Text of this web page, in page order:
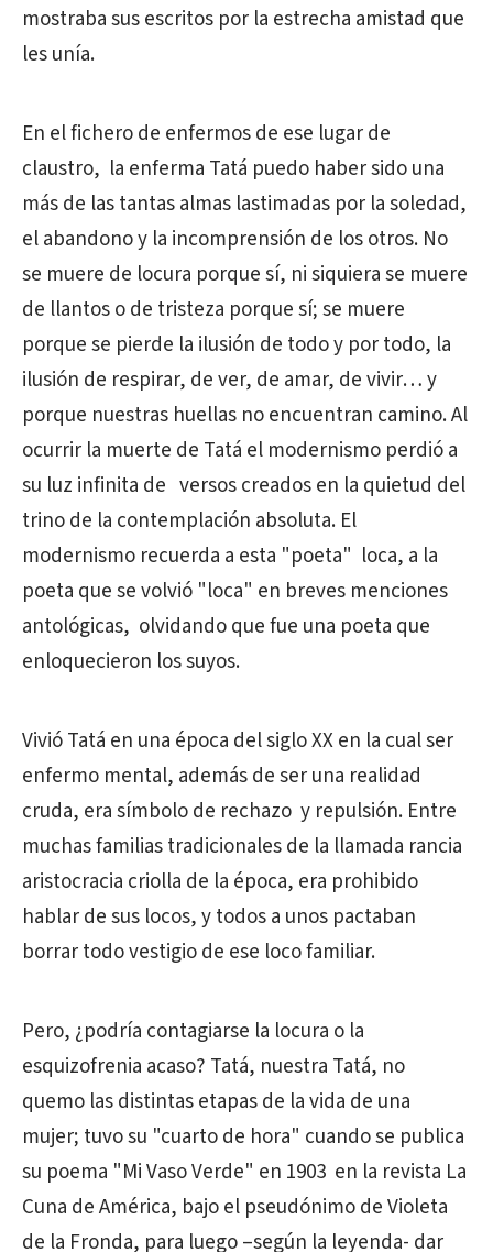
mostraba sus escritos por la estrecha amistad que
les unía.
En el fichero de enfermos de ese lugar de
claustro, la enferma Tatá puedo haber sido una
más de las tantas almas lastimadas por la soledad,
el abandono y la incomprensión de los otros. No
se muere de locura porque sí, ni siquiera se muere
de llantos o de tristeza porque sí; se muere
porque se pierde la ilusión de todo y por todo, la
ilusión de respirar, de ver, de amar, de vivir… y
porque nuestras huellas no encuentran camino. Al
ocurrir la muerte de Tatá el modernismo perdió a
su luz infinita de versos creados en la quietud del
trino de la contemplación absoluta. El
modernismo recuerda a esta "poeta" loca, a la
poeta que se volvió "loca" en breves menciones
antológicas, olvidando que fue una poeta que
enloquecieron los suyos.
Vivió Tatá en una época del siglo XX en la cual ser
enfermo mental, además de ser una realidad
cruda, era símbolo de rechazo y repulsión. Entre
muchas familias tradicionales de la llamada rancia
aristocracia criolla de la época, era prohibido
hablar de sus locos, y todos a unos pactaban
borrar todo vestigio de ese loco familiar.
Pero, ¿podría contagiarse la locura o la
esquizofrenia acaso? Tatá, nuestra Tatá, no
quemo las distintas etapas de la vida de una
mujer; tuvo su "cuarto de hora" cuando se publica
su poema "Mi Vaso Verde" en 1903 en la revista La
Cuna de América, bajo el pseudónimo de Violeta
de la Fronda, para luego –según la leyenda- dar